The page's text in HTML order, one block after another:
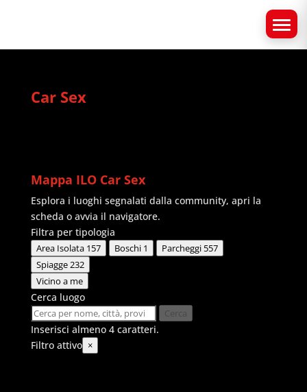
Car Sex
Mappa ILO Car Sex
Esplora i luoghi segnalati dalla community, apri la
scheda o avvia il navigatore.
Filtra per tipologia
Area Isolata 157 Boschi 1 Parcheggi 557
Spiagge232
Vicino a me
Cerca luogo
Cerca
Inserisci almeno 4 caratteri.
Filtro attivo ×